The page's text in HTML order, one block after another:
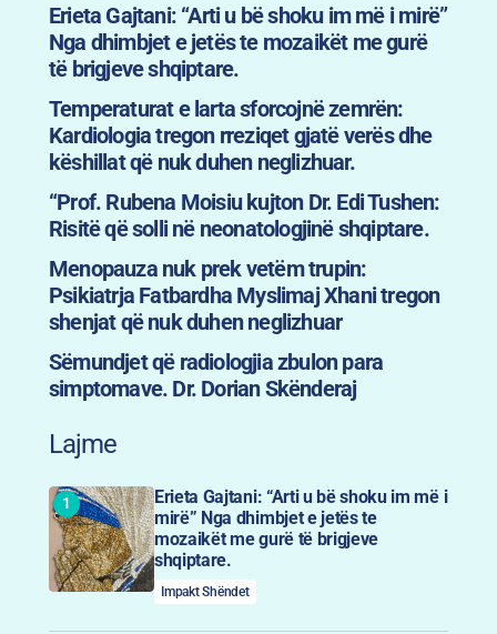
Erieta Gajtani: “Arti u bë shoku im më i mirë”
Nga dhimbjet e jetës te mozaikët me gurë
të brigjeve shqiptare.
Temperaturat e larta sforcojnë zemrën:
Kardiologia tregon rreziqet gjatë verës dhe
këshillat që nuk duhen neglizhuar.
“Prof. Rubena Moisiu kujton Dr. Edi Tushen:
Risitë që solli në neonatologjinë shqiptare.
Menopauza nuk prek vetëm trupin:
Psikiatrja Fatbardha Myslimaj Xhani tregon
shenjat që nuk duhen neglizhuar
Sëmundjet që radiologjia zbulon para
simptomave. Dr. Dorian Skënderaj
Lajme
Erieta Gajtani: “Arti u bë shoku im më i
mirë” Nga dhimbjet e jetës te
mozaikët me gurë të brigjeve
shqiptare.
Impakt Shëndet